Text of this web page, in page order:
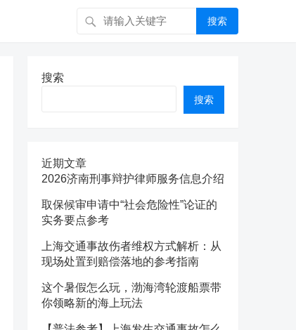
搜索
搜索
搜索
近期文章
2026济南刑事辩护律师服务信息介绍
取保候审申请中“社会危险性”论证的
实务要点参考
上海交通事故伤者维权方式解析：从
现场处置到赔偿落地的参考指南
这个暑假怎么玩，渤海湾轮渡船票带
你领略新的海上玩法